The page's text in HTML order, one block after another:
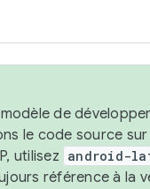
de
le code source
utilisez android-
référence à la